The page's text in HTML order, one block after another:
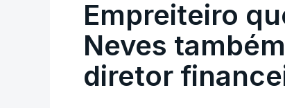
Empreiteiro
Neves
diretor